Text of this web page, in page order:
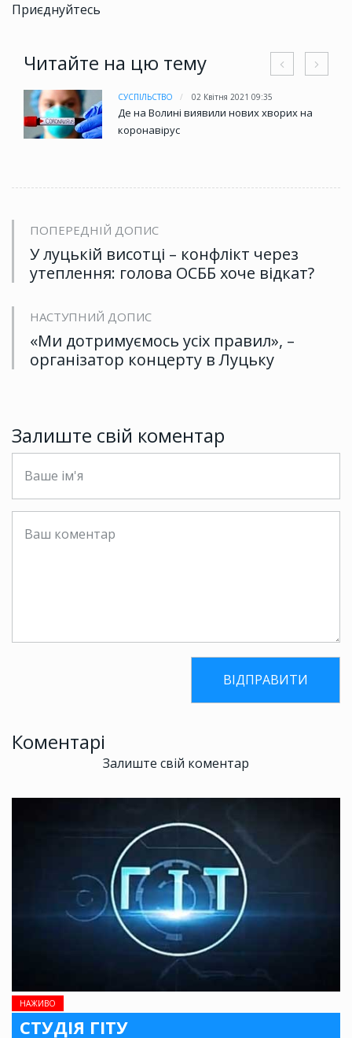
НАЖИВО
СТУДІЯ ГІТУ
Приєднуйтесь
Читайте на цю тему
СУСПІЛЬСТВО 02 Квітня 2021 09:35
Де на Волині виявили нових хворих на
коронавірус
ПОПЕРЕДНІЙ ДОПИС
У луцькій висотці – конфлікт через
утеплення: голова ОСББ хоче відкат?
НАСТУПНИЙ ДОПИС
«Ми дотримуємось усіх правил», –
організатор концерту в Луцьку
Залиште свій коментар
Коментарі
Залиште свій коментар